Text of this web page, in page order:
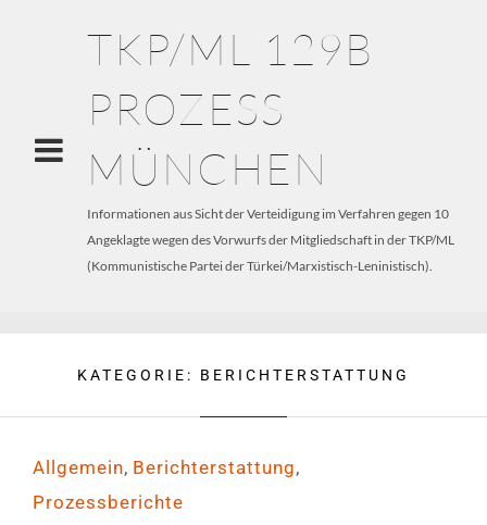
TKP/ML 129B
PROZESS
MÜNCHEN
Informationen aus Sicht der Verteidigung im Verfahren gegen 10
Angeklagte wegen des Vorwurfs der Mitgliedschaft in der TKP/ML
(Kommunistische Partei der Türkei/Marxistisch-Leninistisch).
KATEGORIE: BERICHTERSTATTUNG
Allgemein, Berichterstattung,
Prozessberichte